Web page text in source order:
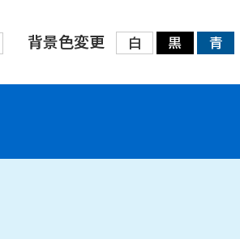
背景色変更 白 黒 青